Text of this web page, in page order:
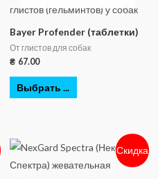
Bayer Profender (таблетки)
От глистов для собак
₴ 67.00
Выбрать ...
Скидка